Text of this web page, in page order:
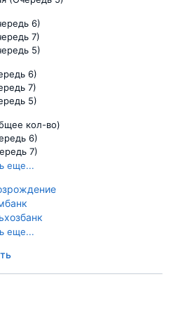
6)
7)
5)
6)
7)
5)
кол-во)
6)
7)
5)
еще...
еще...